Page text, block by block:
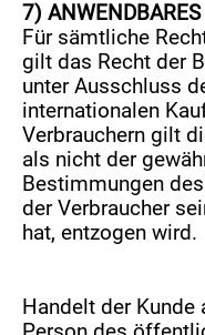
7)
Für sämtliche
gilt das Recht der
unter Ausschluss
internationalen
Verbrauchern gilt
als nicht der
Bestimmungen
der Verbraucher
hat, entzogen wird.
Handelt der